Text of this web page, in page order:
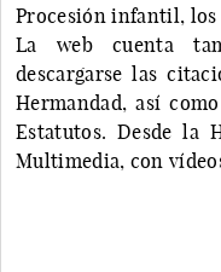
Procesión infantil, los
La web cuenta
descargarse las
Hermandad, así
Estatutos. Desde la
Multimedia, con